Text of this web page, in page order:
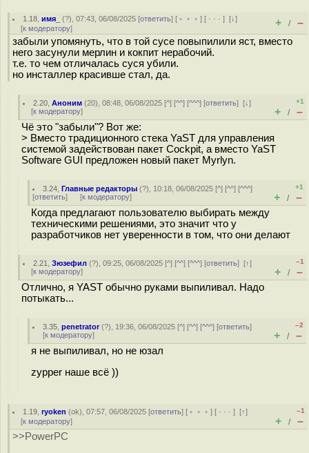
1.18 ,имя_ (?), 07:43, 06/08/2025 [ответить] [ ﹢﹢﹢] [ · · ·][↓]
[к модератору] + / –
забыли упомянуть, что в той сусе повыпилили яст, вместо
него засунули мерлин и кокпит нерабочий.
т.е. то чем отличалась суся убили.
но инсталлер красивше стал, да.
2.20 ,Аноним (20), 08:48, 06/08/2025 [^] [^^] [^^^] [ответить][↓]
[к модератору]
+1
+ / –
Чё это "забыли"? Вот же:
> Вместо традиционного стека YaST для управления
системой задействован пакет Cockpit, а вместо YaST
Software GUI предложен новый пакет Myrlyn.
3.24 ,Главные редакторы (?), 10:18, 06/08/2025 [^] [^^] [^^^]
[ответить] [к модератору]
+1
+ / –
Когда предлагают пользователю выбирать между
техническими решениями, это значит что у
разработчиков нет уверенности в том, что они делают
2.21 ,Зюзефил (?), 09:25, 06/08/2025 [^] [^^] [^^^] [ответить][↑]
[к модератору]
–1
+ / –
Отлично, я YAST обычно руками выпиливал. Надо
потыкать...
3.35 ,penetrator(?), 19:36, 06/08/2025 [^] [^^] [^^^] [ответить]
[к модератору]
–2
+ / –
я не выпиливал, но не юзал
zypper наше всё ))
1.19 ,ryoken (ok), 07:57, 06/08/2025 [ответить] [ ﹢﹢﹢] [ · · ·][↑]
[к модератору]
–1
+ / –
>>PowerPC